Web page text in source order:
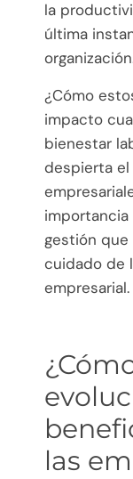
la
última
¿Cómo
impacto
bienestar
despierta
gestión
cuidado de
empresarial.
las